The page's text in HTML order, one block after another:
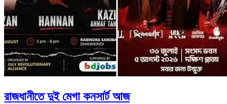
রাজধানীতে দুই মেগা কনসার্ট আজ